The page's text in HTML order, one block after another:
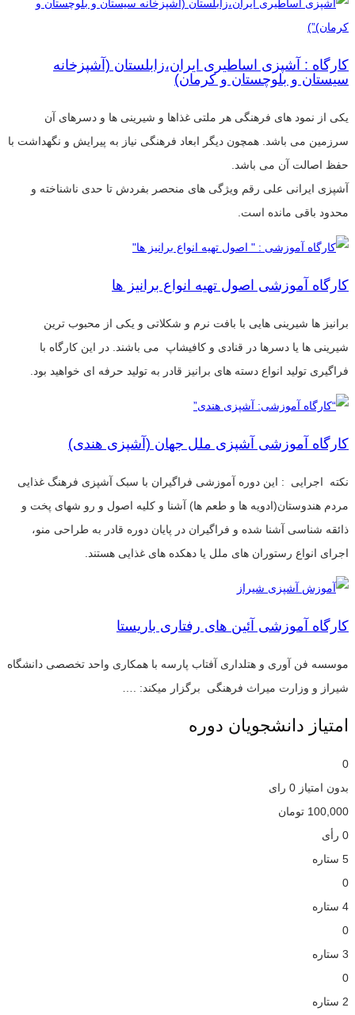
کارگاه : آشپزی اساطیری ایران،زابلستان (آشپزخانه
سیستان و بلوچستان و کرمان)
یکی از نمود های فرهنگی هر ملتی غذاها و شیرینی ها و دسرهای آن
سرزمین می باشد. همچون دیگر ابعاد فرهنگی نیاز به پیرایش و نگهداشت با
حفظ اصالت آن می باشد.
آشپزی ایرانی علی رقم ویژگی های منحصر بفردش تا حدی ناشناخته و
محدود باقی مانده است.
کارگاه آموزشی اصول تهیه انواع برانیز ها
برانیز ها شیرینی هایی با بافت نرم و شکلاتی و یکی از محبوب ترین
شیرینی ها یا دسرها در قنادی و کافیشاپ می باشند. در این کارگاه با
فراگیری تولید انواع دسته های برانیز قادر به تولید حرفه ای خواهید بود.
کارگاه آموزشی آشپزی ملل جهان (آشپزی هندی)
نکته اجرایی : این دوره آموزشی فراگیران با سبک آشپزی فرهنگ غذایی
مردم هندوستان(ادویه ها و طعم ها) آشنا و کلیه اصول و رو شهای پخت و
ذائقه شناسی آشنا شده و فراگیران در پایان دوره قادر به طراحی منو،
اجرای انواع رستوران های ملل یا دهکده های غذایی هستند.
کارگاه آموزشی آئین های رفتاری باریستا
موسسه فن آوری و هتلداری آفتاب پارسه با همکاری واحد تخصصی دانشگاه
شیراز و وزارت میراث فرهنگی برگزار میکند: .…
امتیاز دانشجویان دوره
0
بدون امتیاز 0 رای
100,000 تومان
0 رأی
5 ستاره
0
4 ستاره
0
3 ستاره
0
2 ستاره